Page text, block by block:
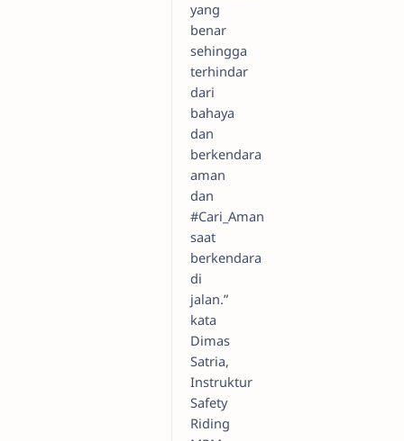
yang
benar
sehingga
terhindar
dari
bahaya
dan
berkendara
aman
dan
#Cari_Aman
saat
berkendara
di
jalan.”
kata
Dimas
Satria,
Instruktur
Safety
Riding